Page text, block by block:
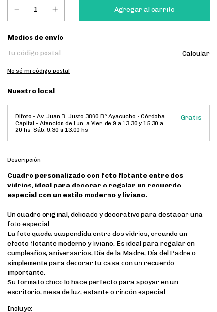
Entregas para el CP:
Medios de envío
Calcular
No sé mi código postal
Nuestro local
Difoto - Av. Juan B. Justo 3860 Bº Ayacucho - Córdoba
Capital - Atención de Lun. a Vier. de 9 a 13.30 y 15.30 a
20 hs. Sáb. 9.30 a 13.00 hs
Gratis
Descripción
Cuadro personalizado con foto flotante entre dos
vidrios, ideal para decorar o regalar un recuerdo
especial con un estilo moderno y liviano.
Un cuadro original, delicado y decorativo para destacar una
foto especial.
La foto queda suspendida entre dos vidrios, creando un
efecto flotante moderno y liviano. Es ideal para regalar en
cumpleaños, aniversarios, Día de la Madre, Día del Padre o
simplemente para decorar tu casa con un recuerdo
importante.
Su formato chico lo hace perfecto para apoyar en un
escritorio, mesa de luz, estante o rincón especial.
Incluye: